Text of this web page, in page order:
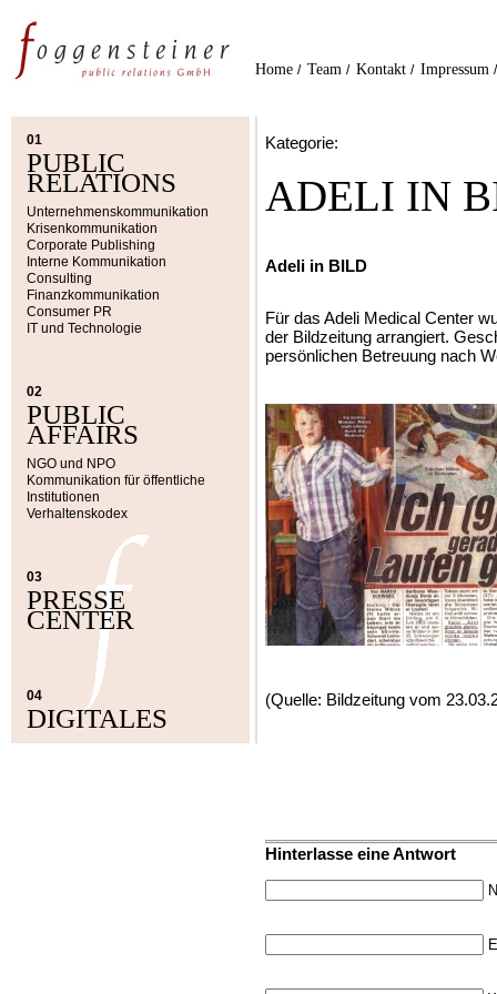
Home / Team / Kontakt / Impressum
01
PUBLIC
RELATIONS
Unternehmenskommunikation
Krisenkommunikation
Corporate Publishing
Interne Kommunikation
Consulting
Finanzkommunikation
Consumer PR
IT und Technologie
02
PUBLIC
AFFAIRS
NGO und NPO
Kommunikation für öffentliche
Institutionen
Verhaltenskodex
03
PRESSE
CENTER
04
DIGITALES
Kategorie:
ADELI IN
Adeli in BILD
Für das Adeli Medical Center
der Bildzeitung arrangiert.
persönlichen Betreuung nach
(Quelle: Bildzeitung vom
Hinterlasse eine Antwort